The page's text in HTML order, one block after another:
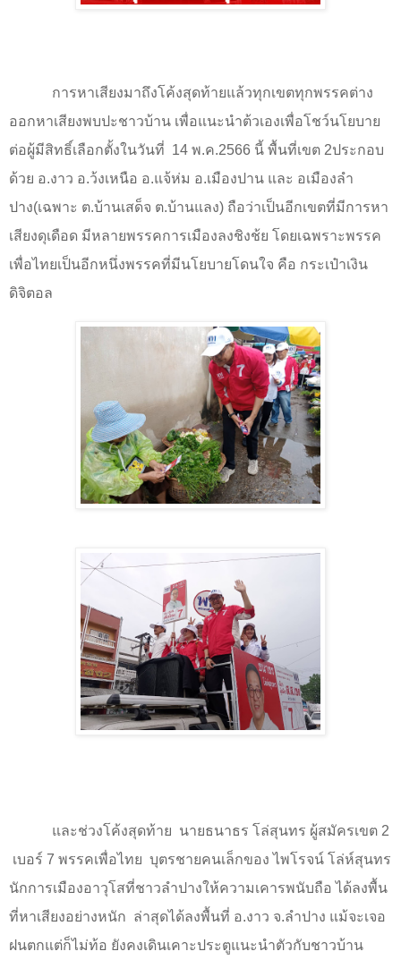
การหาเสียงมาถึงโค้งสุดท้ายแล้วทุกเขตทุกพรรคต่าง
ออกหาเสียงพบปะชาวบ้าน เพื่อแนะนําต้วเองเพื่อโชว์นโยบาย
ต่อผู้มีสิทธิ์เลือกตั้งในวันที่ 14 พ.ค.2566 นี้ พื้นที่เขต 2ประกอบ
ด้วย อ.งาว อ.ว้งเหนือ อ.แจ้ห่ม อ.เมืองปาน และ อเมืองลํา
ปาง(เฉพาะ ต.บ้านเสด็จ ต.บ้านแลง) ถือว่าเป็นอีกเขตที่มีการหา
เสียงดุเดือด มีหลายพรรคการเมืองลงชิงช้ย โดยเฉพราะพรรค
เพื่อไทยเป็นอีกหนึ่งพรรคที่มีนโยบายโดนใจ คือ กระเป๋าเงิน
ดิจิตอล
และช่วงโค้งสุดท้าย นายธนาธร โล่สุนทร ผู้สมัครเขต 2
เบอร์ 7 พรรคเพื่อไทย บุตรชายคนเล็กของ ไพโรจน์ โล่ห์สุนทร
นักการเมืองอาวุโสที่ชาวลําปางให้ความเคารพนับถือ ได้ลงพื้น
ที่หาเสียงอย่างหนัก ล่าสุดได้ลงพื้นที่ อ.งาว จ.ลำปาง แม้จะเจอ
ฝนตกแต่ก็ไม่ท้อ ยังคงเดินเคาะประตูแนะนำตัวกับชาวบ้าน